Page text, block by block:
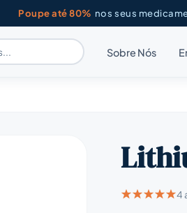
Poupe até 80% nos seus
Sobre Nós
4